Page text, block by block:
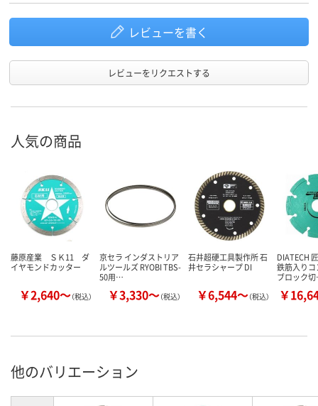
レビューを書く
レビューをリクエストする
人気の商品
藤原産業 ＳＫ11 ダ
イヤモンドカッター
￥2,640～（税込）
京セラ インダストリア
ルツールズ RYOBI TBS-
50用…
￥3,330～（税込）
石井超硬工具製作所 石
井セラシャープ DI
￥6,544～（税込）
DIATECH
鉄筋入り
ブロック
￥
他のバリエーション